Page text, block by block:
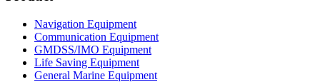
Navigation Equipment
Communication Equipment
GMDSS/IMO Equipment
Life Saving Equipment
General Marine Equipment